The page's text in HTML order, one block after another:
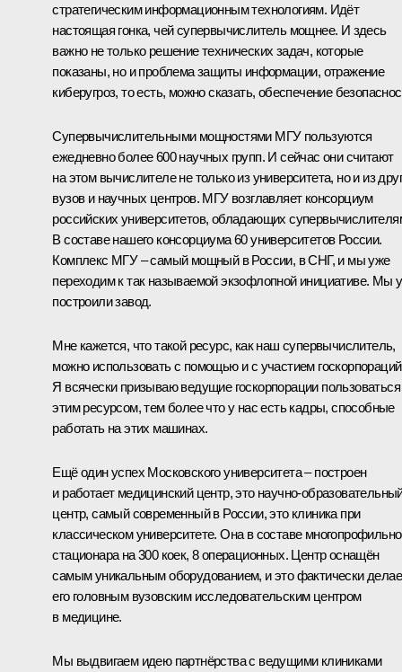
стратегическим информационным технологиям. Идёт
настоящая гонка, чей супервычислитель мощнее. И здесь
важно не только решение технических задач, которые
показаны, но и проблема защиты информации, отражение
киберугроз, то есть, можно сказать, обеспечение
Супервычислительными мощностями МГУ пользуются
ежедневно более 600 научных групп. И сейчас они считают
на этом вычислителе не только из университета, но и из
вузов и научных центров. МГУ возглавляет консорциум
российских университетов, обладающих
В составе нашего консорциума 60 университетов России.
Комплекс МГУ – самый мощный в России, в СНГ, и мы уже
переходим к так называемой экзофлопной инициативе. Мы
построили завод.
Мне кажется, что такой ресурс, как наш супервычислитель,
можно использовать с помощью и с участием
Я всячески призываю ведущие госкорпорации пользоваться
этим ресурсом, тем более что у нас есть кадры, способные
работать на этих машинах.
Ещё один успех Московского университета – построен
и работает медицинский центр, это научно-
центр, самый современный в России, это клиника при
классическом университете. Она в составе
стационара на 300 коек, 8 операционных. Центр оснащён
самым уникальным оборудованием, и это фактически
его головным вузовским исследовательским центром
в медицине.
Мы выдвигаем идею партнёрства с ведущими клиниками